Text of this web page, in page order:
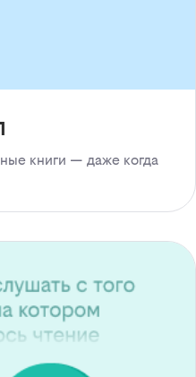
книги — даже когда